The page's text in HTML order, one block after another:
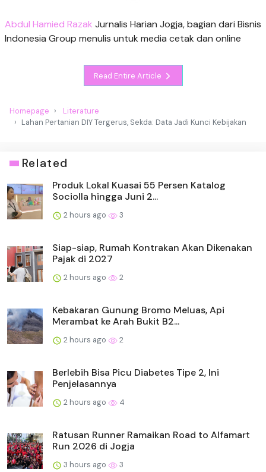
Abdul Hamied Razak Jurnalis Harian Jogja, bagian dari Bisnis
Indonesia Group menulis untuk media cetak dan online
Read Entire Article
Homepage
Literature
Lahan Pertanian DIY Tergerus, Sekda: Data Jadi Kunci Kebijakan
Related
Produk Lokal Kuasai 55 Persen Katalog
Sociolla hingga Juni 2...
2 hours ago 3
Siap-siap, Rumah Kontrakan Akan Dikenakan
Pajak di 2027
2 hours ago 2
Kebakaran Gunung Bromo Meluas, Api
Merambat ke Arah Bukit B2...
2 hours ago 2
Berlebih Bisa Picu Diabetes Tipe 2, Ini
Penjelasannya
2 hours ago 4
Ratusan Runner Ramaikan Road to Alfamart
Run 2026 di Jogja
3 hours ago 3